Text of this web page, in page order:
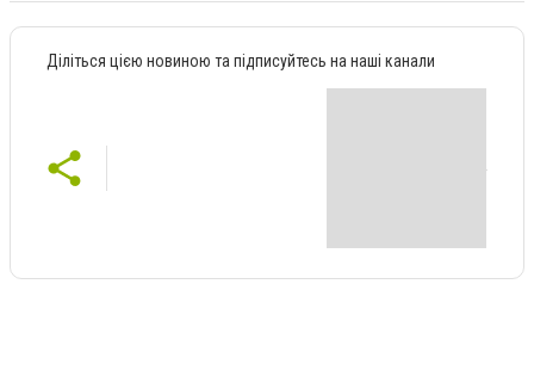
Діліться цією новиною та підписуйтесь на наші канали